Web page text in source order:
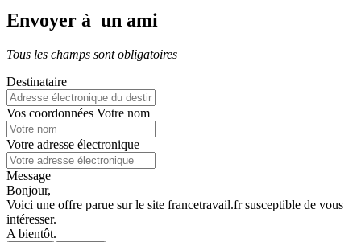
Envoyer à un ami
Tous les champs sont obligatoires
Destinataire
Vos coordonnées Votre nom
Votre adresse électronique
Message
Bonjour,
Voici une offre parue sur le site francetravail.fr susceptible de vous
intéresser.
A bientôt.